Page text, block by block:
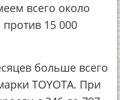
всего около
15 000
больше всего
TOYOTA. При